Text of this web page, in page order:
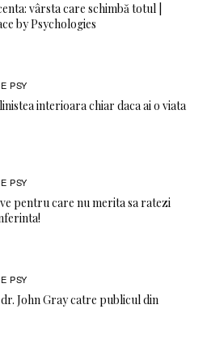
vârsta care schimbă totul |
by Psychologies
PSY
interioara chiar daca ai o viata
PSY
pentru care nu merita sa ratezi
PSY
John Gray catre publicul din